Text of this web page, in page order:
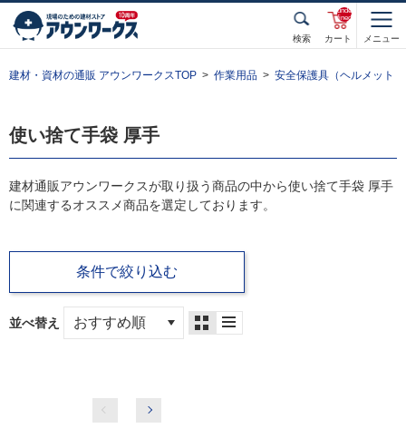
検索 カート
unde
fined
メニュー
建材・資材の通販 アウンワークスTOP 作業用品 安全保護具（ヘルメット
使い捨て手袋 厚手
建材通販アウンワークスが取り扱う商品の中から使い捨て手袋 厚手
に関連するオススメ商品を選定しております。
条件で絞り込む
並べ替え